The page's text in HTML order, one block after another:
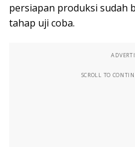
persiapan produksi sudah
tahap uji coba.
SCROLL TO